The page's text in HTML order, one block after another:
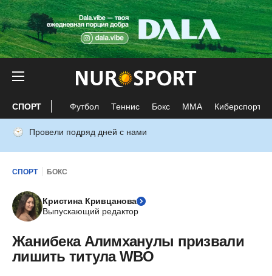
СПОРТ Футбол Теннис Бокс ММА Киберспорт
Провели подряд дней с нами
СПОРТ БОКС
Кристина Кривцанова
Выпускающий редактор
Жанибека Алимханулы призвали
лишить титула WBO